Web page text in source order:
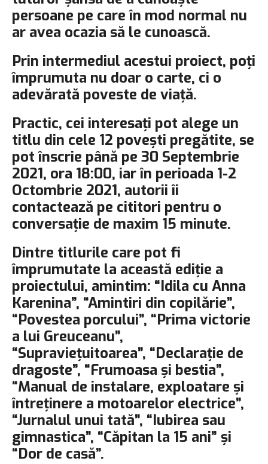
persoane pe care în mod normal nu
ar avea ocazia să le cunoască.
Prin intermediul acestui proiect, poți
împrumuta nu doar o carte, ci o
adevărată poveste de viață.
Practic, cei interesați pot alege un
titlu din cele 12 povești pregătite, se
pot înscrie până pe 30 Septembrie
2021, ora 18:00, iar în perioada 1-2
Octombrie 2021, autorii îi
contactează pe cititori pentru o
conversație de maxim 15 minute.
Dintre titlurile care pot fi
împrumutate la această ediție a
proiectului, amintim: “Idila cu Anna
Karenina”, “Amintiri din copilărie”,
“Povestea porcului”, “Prima victorie
a lui Greuceanu”,
“Supraviețuitoarea”, “Declarație de
dragoste”, “Frumoasa și bestia”,
“Manual de instalare, exploatare şi
întreţinere a motoarelor electrice”,
“Jurnalul unui tată”, “Iubirea sau
gimnastica”, “Căpitan la 15 ani” și
“Dor de casă”.